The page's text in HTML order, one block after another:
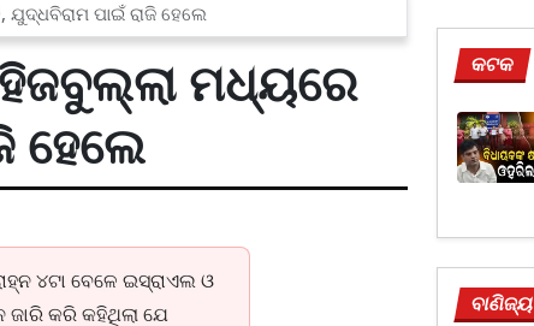
ପାଇଁ ରାଜି ହେଲେ
ମଧ୍ୟରେ
ହେଲେ
୪ଟା ବେଳେ ଇସ୍ରାଏଲ ଓ
ଜାରି କରି କହିଥିଲା ଯେ
କଟକ
ବାଣିଜ୍ୟ